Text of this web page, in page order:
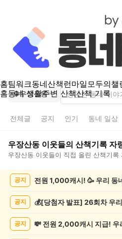
홈팀워크동네산책런마일모두의챌
홈동네 생활주변 산책산책 기록
우장산동
전체글 공지 인기 동네 일상
우장산동 이웃들의 산책기록 자
우장산동 이웃들이 직접 올린 산책기록
공지 전원 1,000캐시! 🥳 우리 동
공지
공지